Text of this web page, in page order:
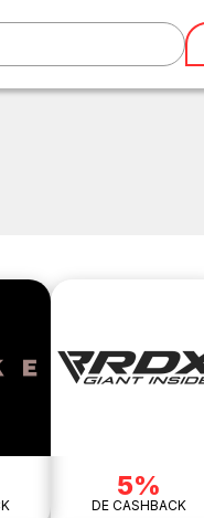
5%
DE CASHBACK